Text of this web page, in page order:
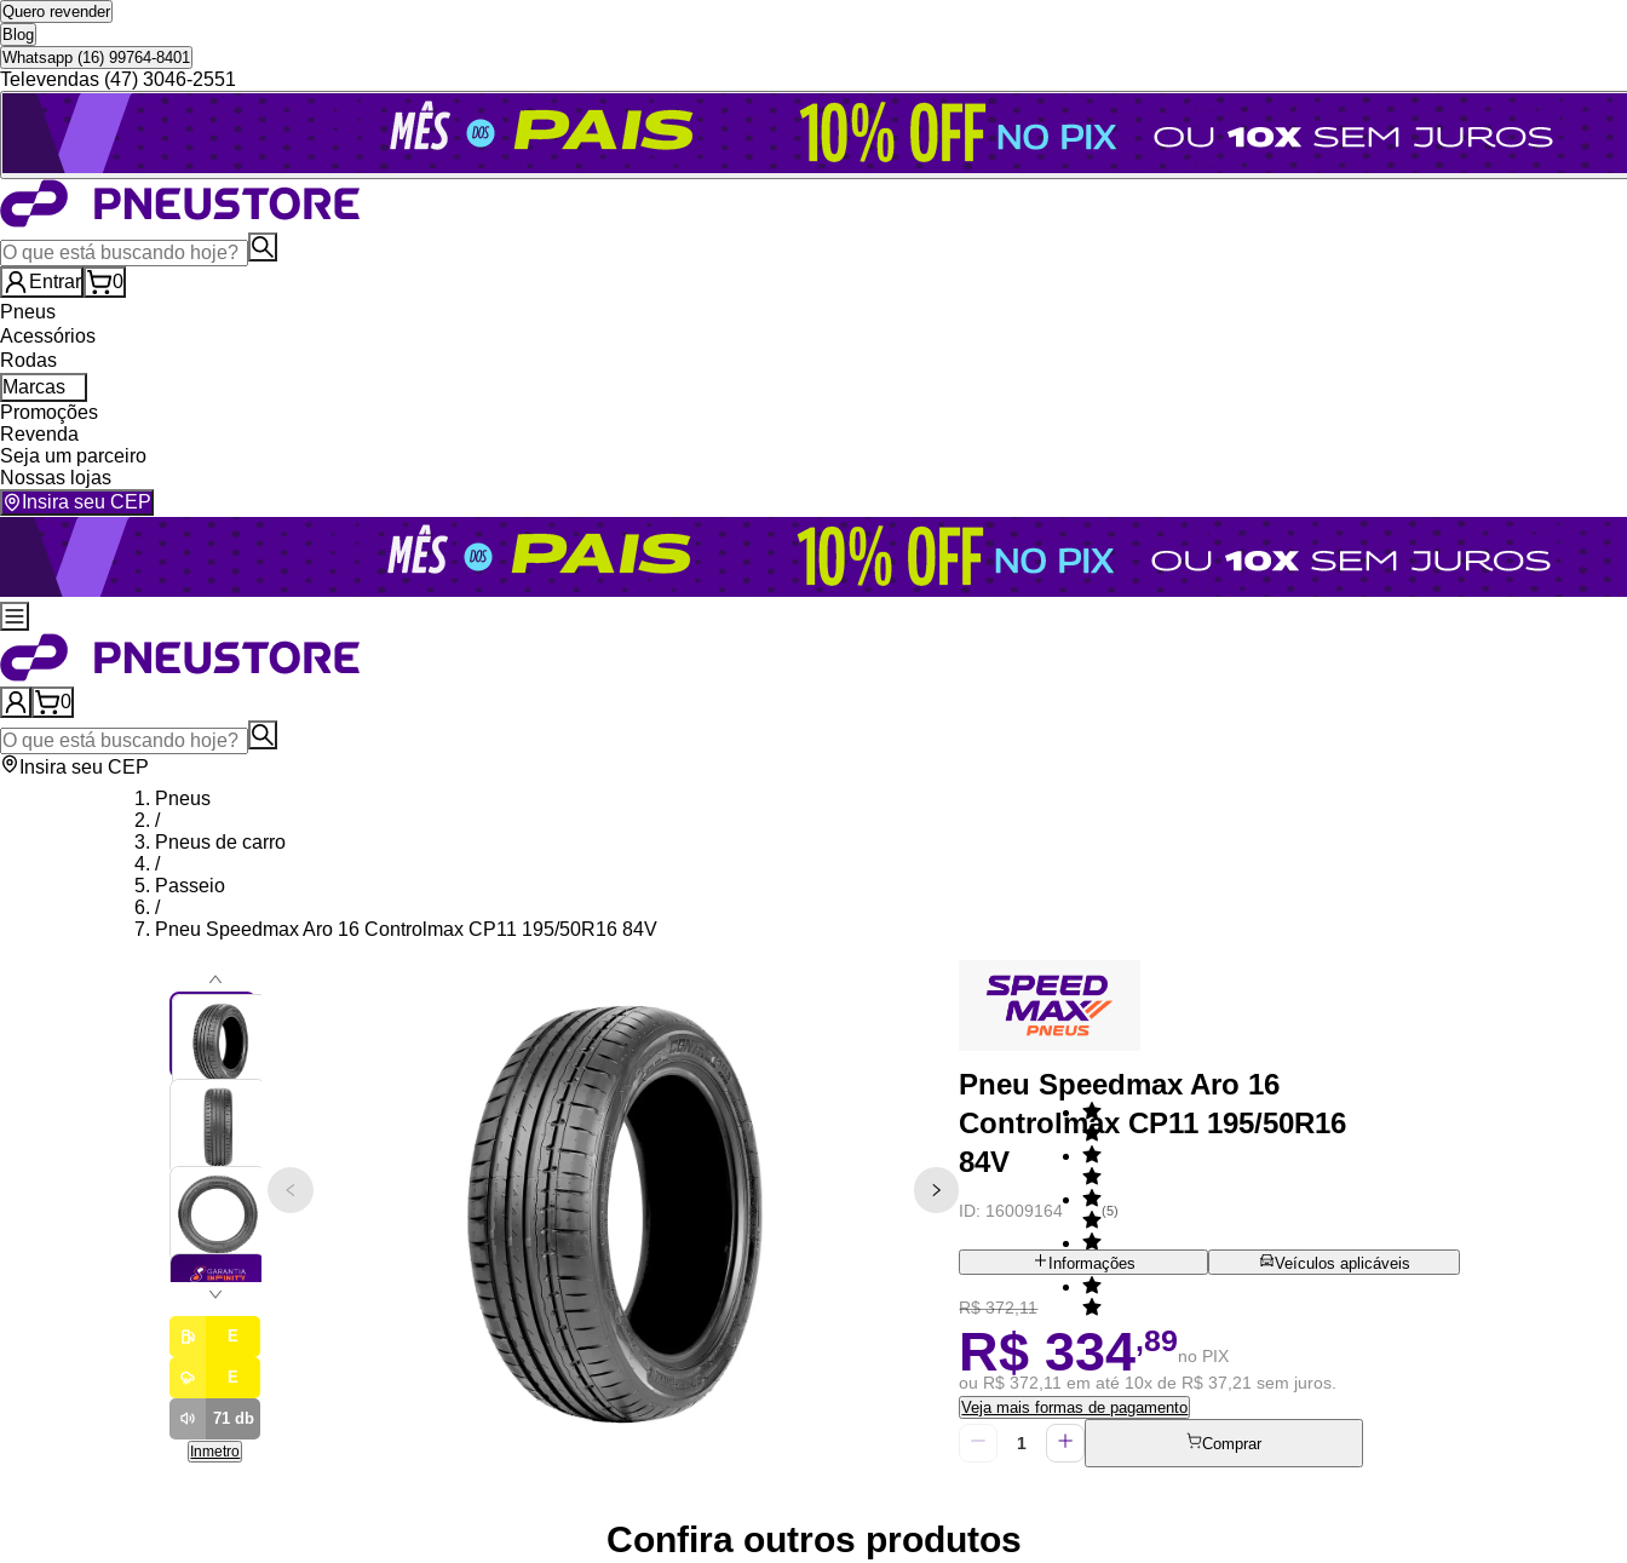
Quero revender
Blog
Whatsapp (16) 99764-8401
Televendas (47) 3046-2551
Entrar
0
Pneus
Acessórios
Rodas
Marcas
Promoções
Revenda
Seja um parceiro
Nossas lojas
Insira seu CEP
0
Insira seu CEP
Pneus
/
Pneus de carro
/
Passeio
/
Pneu Speedmax Aro 16 Controlmax CP11 195/50R16 84V
E
E
71db
Inmetro
Pneu Speedmax Aro 16
Controlmax CP11 195/50R16
84V
ID: 16009164 (5)
Informações Veículos aplicáveis
R$ 372,11
R$ 334,89no PIX
ou R$ 372,11 em até 10x de R$ 37,21 sem juros.
Veja mais formas de pagamento
Comprar
Confira outros produtos